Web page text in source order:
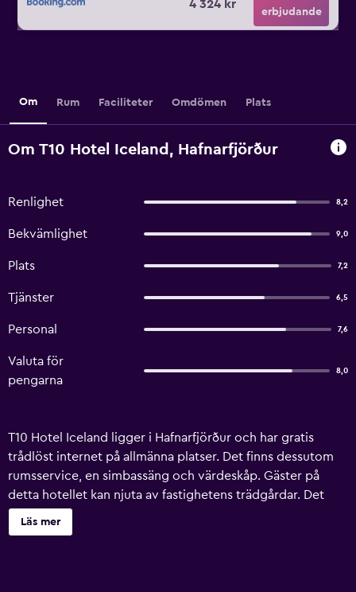
4 324 kr
erbjudande
Om Rum Faciliteter Omdömen Plats
Om T10 Hotel Iceland, Hafnarfjörður
Renlighet 8,2
Bekvämlighet 9,0
Plats 7,2
Tjänster 6,5
Personal 7,6
Valuta för
pengarna
8,0
T10 Hotel Iceland ligger i Hafnarfjörður och har gratis
trådlöst internet på allmänna platser. Det finns dessutom
rumsservice, en simbassäng och värdeskåp. Gäster på
detta hotellet kan njuta av fastighetens trädgårdar. Det
finns 26 bekväma rum på T10 Hotel Iceland som alla har de
bekvämligheter som krävs för att garantera en härlig
Läs mer